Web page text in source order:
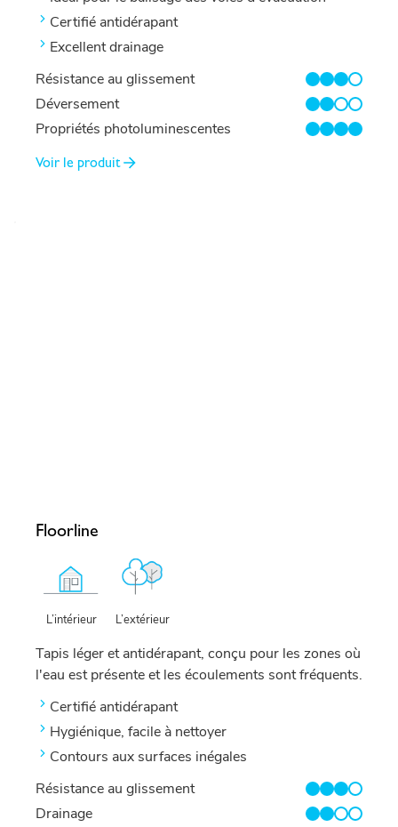
Certifié antidérapant
Excellent drainage
Résistance au glissement
3/4
Déversement
2/4
Propriétés photoluminescentes
4/4
Voir le produit
Floorline
L’intérieur L’extérieur
Tapis léger et antidérapant, conçu pour les zones où
l'eau est présente et les écoulements sont fréquents.
Certifié antidérapant
Hygiénique, facile à nettoyer
Contours aux surfaces inégales
Résistance au glissement
3/4
Drainage
2/4